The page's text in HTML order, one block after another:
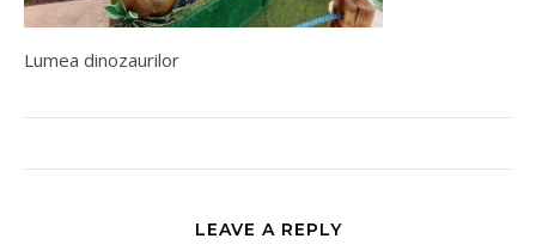
Lumea dinozaurilor
LEAVE A REPLY